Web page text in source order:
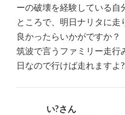
ーの破壊を経験している自
ところで、明日ナリタに走
良かったらいかがですか？
筑波で言うファミリー走行
日なので行けば走れますよ
い?さん